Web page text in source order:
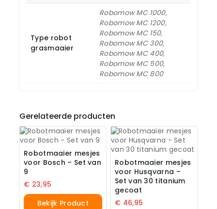
Type robot
grasmaaier
Robomow MC 1000,
Robomow MC 1200,
Robomow MC 150,
Robomow MC 300,
Robomow MC 400,
Robomow MC 500,
Robomow MC 800
Gerelateerde producten
Robotmaaier mesjes
voor Bosch – Set van
9
€ 23,95
Bekijk Product
Robotmaaier mesjes
voor Husqvarna –
Set van 30 titanium
gecoat
€ 46,95